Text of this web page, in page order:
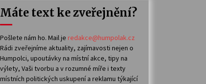
Máte text ke zveřejnění?
Pošlete nám ho. Mail je redakce@humpolak.cz
Rádi zveřejníme aktuality, zajímavosti nejen o
Humpolci, upoutávky na místní akce, tipy na
výlety, Vaši tvorbu a v rozumné míře i texty
místních politických uskupení a reklamu týkající